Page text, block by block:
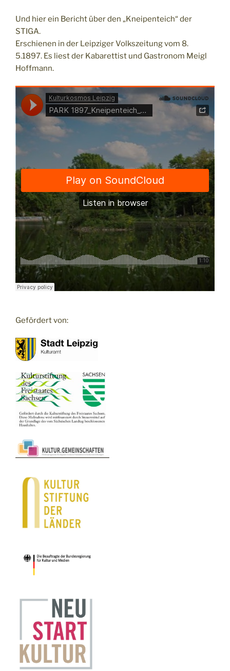
Und hier ein Bericht über den „Kneipenteich“ der
STIGA.
Erschienen in der Leipziger Volkszeitung vom 8.
5.1897. Es liest der Kabarettist und Gastronom Meigl
Hoffmann.
Gefördert von: